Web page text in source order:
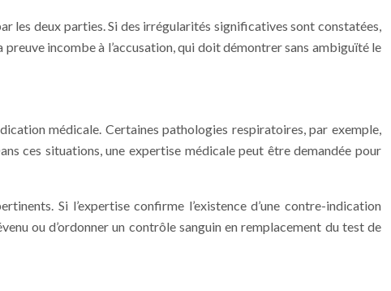
les deux parties. Si des irrégularités significatives sont constatées,
incombe à l’accusation, qui doit démontrer sans ambiguïté le
médicale. Certaines pathologies respiratoires, par exemple,
ces situations, une expertise médicale peut être demandée pour
Si l’expertise confirme l’existence d’une contre-indication
ou d’ordonner un contrôle sanguin en remplacement du test de